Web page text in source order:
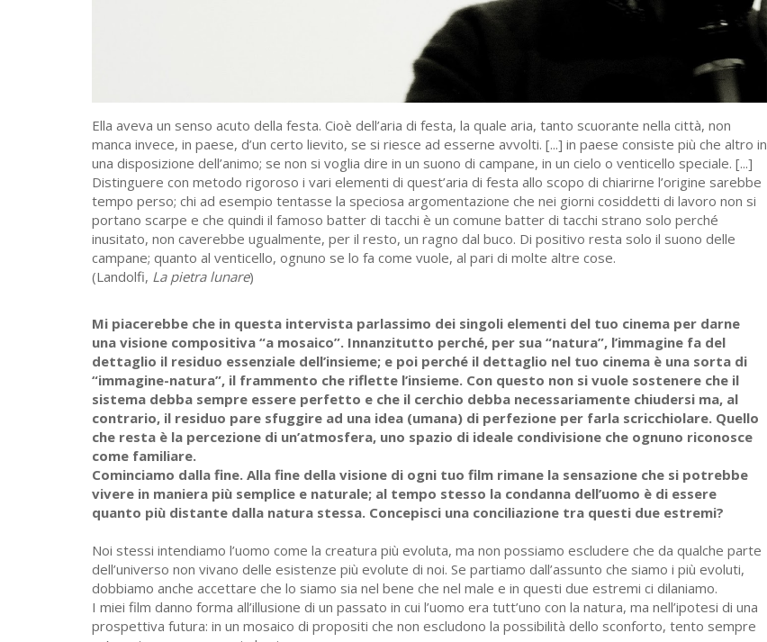
Ella aveva un senso acuto della festa. Cioè dell’aria di festa, la quale aria, tanto scuorante nella città, non
manca invece, in paese, d’un certo lievito, se si riesce ad esserne avvolti. [...] in paese consiste più che altro in
una disposizione dell’animo; se non si voglia dire in un suono di campane, in un cielo o venticello speciale. [...]
Distinguere con metodo rigoroso i vari elementi di quest’aria di festa allo scopo di chiarirne l’origine sarebbe
tempo perso; chi ad esempio tentasse la speciosa argomentazione che nei giorni cosiddetti di lavoro non si
portano scarpe e che quindi il famoso batter di tacchi è un comune batter di tacchi strano solo perché
inusitato, non caverebbe ugualmente, per il resto, un ragno dal buco. Di positivo resta solo il suono delle
campane; quanto al venticello, ognuno se lo fa come vuole, al pari di molte altre cose.
(Landolfi, La pietra lunare)
Mi piacerebbe che in questa intervista parlassimo dei singoli elementi del tuo cinema per darne
una visione compositiva “a mosaico”. Innanzitutto perché, per sua “natura”, l’immagine fa del
dettaglio il residuo essenziale dell’insieme; e poi perché il dettaglio nel tuo cinema è una sorta di
“immagine-natura”, il frammento che riflette l’insieme. Con questo non si vuole sostenere che il
sistema debba sempre essere perfetto e che il cerchio debba necessariamente chiudersi ma, al
contrario, il residuo pare sfuggire ad una idea (umana) di perfezione per farla scricchiolare. Quello
che resta è la percezione di un’atmosfera, uno spazio di ideale condivisione che ognuno riconosce
come familiare.
Cominciamo dalla fine. Alla fine della visione di ogni tuo film rimane la sensazione che si potrebbe
vivere in maniera più semplice e naturale; al tempo stesso la condanna dell’uomo è di essere
quanto più distante dalla natura stessa. Concepisci una conciliazione tra questi due estremi?
Noi stessi intendiamo l’uomo come la creatura più evoluta, ma non possiamo escludere che da qualche parte
dell’universo non vivano delle esistenze più evolute di noi. Se partiamo dall’assunto che siamo i più evoluti,
dobbiamo anche accettare che lo siamo sia nel bene che nel male e in questi due estremi ci dilaniamo.
I miei film danno forma all’illusione di un passato in cui l’uomo era tutt’uno con la natura, ma nell’ipotesi di una
prospettiva futura: in un mosaico di propositi che non escludono la possibilità dello sconforto, tento sempre